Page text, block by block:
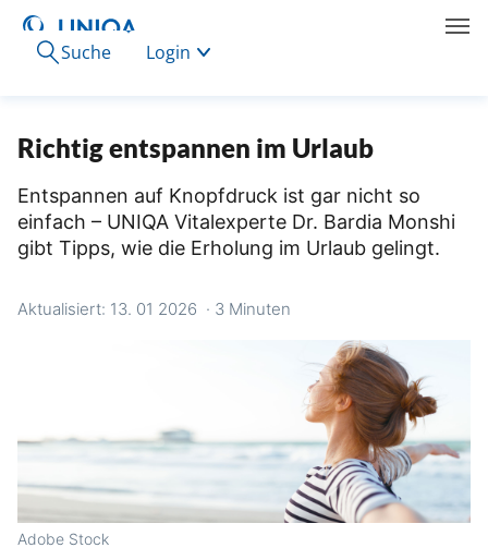
Suche Login
Richtig entspannen im Urlaub
Entspannen auf Knopfdruck ist gar nicht so
einfach – UNIQA Vitalexperte Dr. Bardia Monshi
gibt Tipps, wie die Erholung im Urlaub gelingt.
Aktualisiert: 13. 01 2026 · 3 Minuten
Adobe Stock